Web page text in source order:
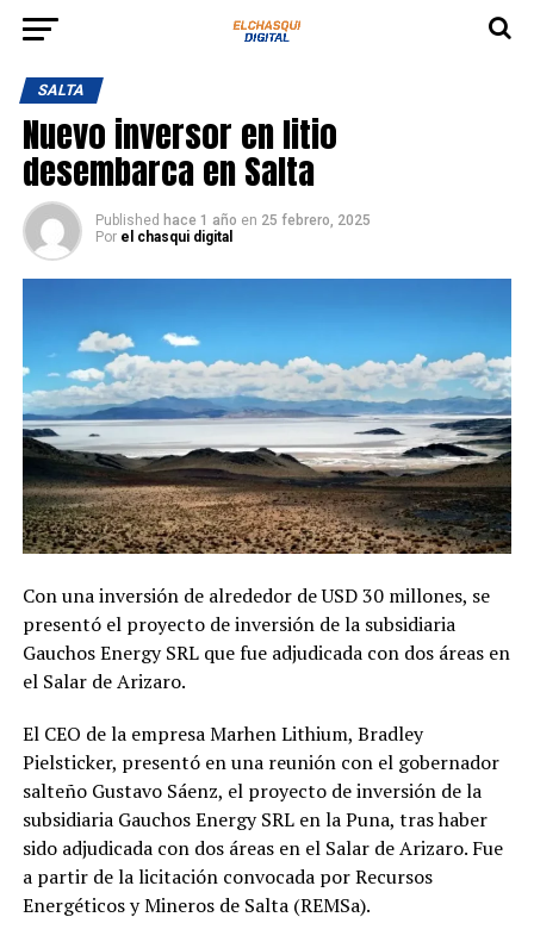
SALTA
Nuevo inversor en litio
desembarca en Salta
Published hace 1 año en 25 febrero, 2025
Por el chasqui digital
Con una inversión de alrededor de USD 30 millones, se
presentó el proyecto de inversión de la subsidiaria
Gauchos Energy SRL que fue adjudicada con dos áreas en
el Salar de Arizaro.
El CEO de la empresa Marhen Lithium, Bradley
Pielsticker, presentó en una reunión con el gobernador
salteño Gustavo Sáenz, el proyecto de inversión de la
subsidiaria Gauchos Energy SRL en la Puna, tras haber
sido adjudicada con dos áreas en el Salar de Arizaro. Fue
a partir de la licitación convocada por Recursos
Energéticos y Mineros de Salta (REMSa).